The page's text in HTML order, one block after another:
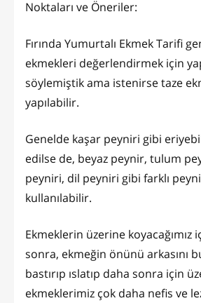
Noktaları ve Öneriler:
Fırında Yumurtalı Ekmek Tarifi
ekmekleri değerlendirmek için
söylemiştik ama istenirse taze
yapılabilir.
Genelde kaşar peyniri gibi
edilse de, beyaz peynir, tulum
peyniri, dil peyniri gibi farklı
kullanılabilir.
Ekmeklerin üzerine koyacağımız
sonra, ekmeğin önünü arkasını
bastırıp ıslatıp daha sonra için
ekmeklerimiz çok daha nefis ve